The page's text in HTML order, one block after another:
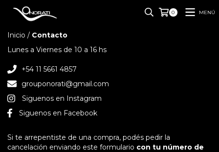
0 MENÚ
Inicio / Contacto
Lunes a Viernes de 10 a 16 hs
+54 11 5661 4857
grouponorati@gmail.com
Siguenos en Instagram
Siguenos en Facebook
Si te arrepentiste de una compra, podés pedir la
cancelación enviando este formulario con tu número de